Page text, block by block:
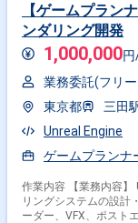
【ゲームプラン
ンダリング開発
1,000,000円
業務委託(フリ
東京都
三田
Unreal Engine
ゲームプランナ
作業内容 【業務内容】 Unreal Engine 5を使用したゲームにおけるレンダ
リングシステムの設計
ーダー、VFX、ポスト